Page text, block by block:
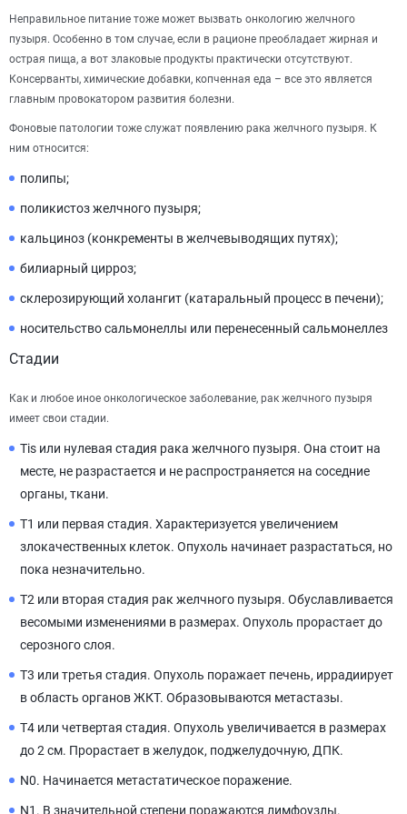
Неправильное питание тоже может вызвать онкологию желчного
пузыря. Особенно в том случае, если в рационе преобладает жирная и
острая пища, а вот злаковые продукты практически отсутствуют.
Консерванты, химические добавки, копченная еда – все это является
главным провокатором развития болезни.
Фоновые патологии тоже служат появлению рака желчного пузыря. К
ним относится:
полипы;
поликистоз желчного пузыря;
кальциноз (конкременты в желчевыводящих путях);
билиарный цирроз;
склерозирующий холангит (катаральный процесс в печени);
носительство сальмонеллы или перенесенный сальмонеллез
Стадии
Как и любое иное онкологическое заболевание, рак желчного пузыря
имеет свои стадии.
Tis или нулевая стадия рака желчного пузыря. Она стоит на
месте, не разрастается и не распространяется на соседние
органы, ткани.
Т1 или первая стадия. Характеризуется увеличением
злокачественных клеток. Опухоль начинает разрастаться, но
пока незначительно.
Т2 или вторая стадия рак желчного пузыря. Обуславливается
весомыми изменениями в размерах. Опухоль прорастает до
серозного слоя.
Т3 или третья стадия. Опухоль поражает печень, иррадиирует
в область органов ЖКТ. Образовываются метастазы.
Т4 или четвертая стадия. Опухоль увеличивается в размерах
до 2 см. Прорастает в желудок, поджелудочную, ДПК.
N0. Начинается метастатическое поражение.
N1. В значительной степени поражаются лимфоузлы.